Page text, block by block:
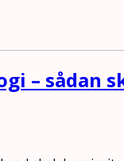
– sådan